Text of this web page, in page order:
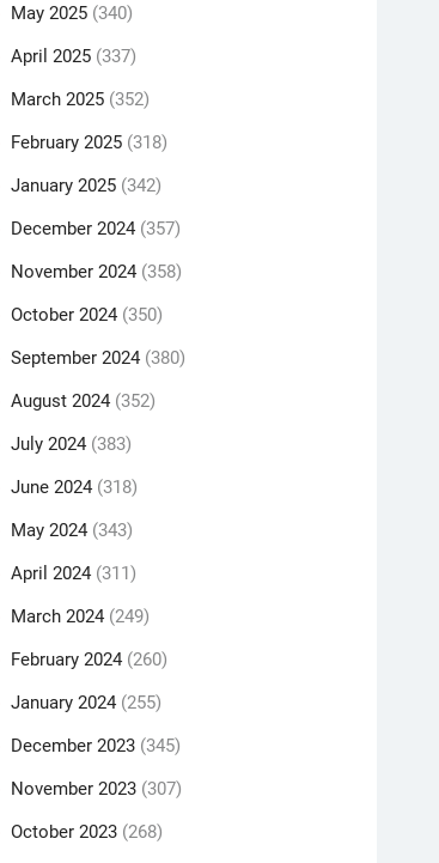
May 2025 (340)
April 2025 (337)
March 2025 (352)
February 2025 (318)
January 2025 (342)
December 2024 (357)
November 2024 (358)
October 2024 (350)
September 2024 (380)
August 2024 (352)
July 2024 (383)
June 2024 (318)
May 2024 (343)
April 2024 (311)
March 2024 (249)
February 2024 (260)
January 2024 (255)
December 2023 (345)
November 2023 (307)
October 2023 (268)